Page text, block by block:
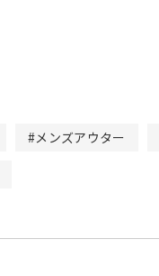
#メンズアウター